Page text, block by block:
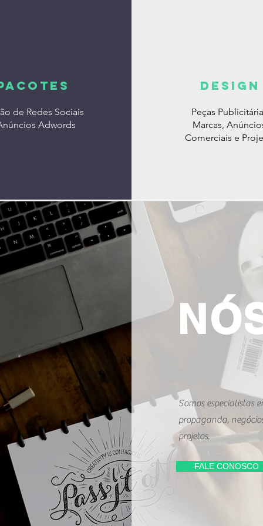
de Redes Sociais
Adwords
DESIGN
Peças
Marcas,
Comerciais e
Somos especialistas
propaganda,
projetos.
FALE CONOSCO